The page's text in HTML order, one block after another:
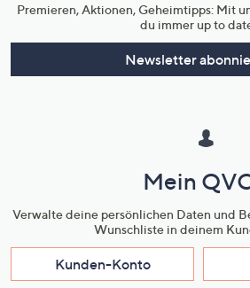
Premieren, Aktionen, Geheimtipps: Mit
du immer up to
Newsletter
Mein
Verwalte deine persönlichen Daten und
Wunschliste in deinem
Kunden-Konto